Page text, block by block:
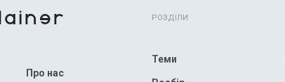
РОЗДІЛИ
Про нас
Теми